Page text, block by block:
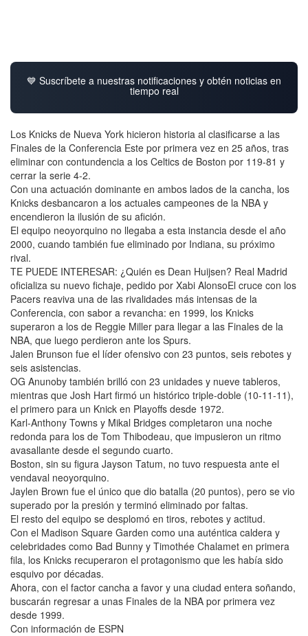
💙 Suscríbete a nuestras notificaciones y obtén noticias en
tiempo real
Los Knicks de Nueva York hicieron historia al clasificarse a las
Finales de la Conferencia Este por primera vez en 25 años, tras
eliminar con contundencia a los Celtics de Boston por 119-81 y
cerrar la serie 4-2.
Con una actuación dominante en ambos lados de la cancha, los
Knicks desbancaron a los actuales campeones de la NBA y
encendieron la ilusión de su afición.
El equipo neoyorquino no llegaba a esta instancia desde el año
2000, cuando también fue eliminado por Indiana, su próximo
rival.
TE PUEDE INTERESAR: ¿Quién es Dean Huijsen? Real Madrid
oficializa su nuevo fichaje, pedido por Xabi AlonsoEl cruce con los
Pacers reaviva una de las rivalidades más intensas de la
Conferencia, con sabor a revancha: en 1999, los Knicks
superaron a los de Reggie Miller para llegar a las Finales de la
NBA, que luego perdieron ante los Spurs.
Jalen Brunson fue el líder ofensivo con 23 puntos, seis rebotes y
seis asistencias.
OG Anunoby también brilló con 23 unidades y nueve tableros,
mientras que Josh Hart firmó un histórico triple-doble (10-11-11),
el primero para un Knick en Playoffs desde 1972.
Karl-Anthony Towns y Mikal Bridges completaron una noche
redonda para los de Tom Thibodeau, que impusieron un ritmo
avasallante desde el segundo cuarto.
Boston, sin su figura Jayson Tatum, no tuvo respuesta ante el
vendaval neoyorquino.
Jaylen Brown fue el único que dio batalla (20 puntos), pero se vio
superado por la presión y terminó eliminado por faltas.
El resto del equipo se desplomó en tiros, rebotes y actitud.
Con el Madison Square Garden como una auténtica caldera y
celebridades como Bad Bunny y Timothée Chalamet en primera
fila, los Knicks recuperaron el protagonismo que les había sido
esquivo por décadas.
Ahora, con el factor cancha a favor y una ciudad entera soñando,
buscarán regresar a unas Finales de la NBA por primera vez
desde 1999.
Con información de ESPN